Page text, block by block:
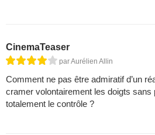
CinemaTeaser
par Aurélien Allin
Comment ne pas être admiratif d’un
cramer volontairement les doigts sans
totalement le contrôle ?